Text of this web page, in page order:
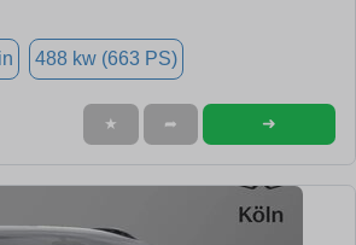
488 kw (663 PS)
★ ➦ ➜